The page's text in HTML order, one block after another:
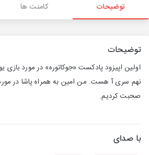
توضیحات کامنت ها
توضیحات
اولین اپیزود پادکست «جوکاتوره» در مورد بازی
نهم سری آ هست. من امین به همراه پاشا در
صحبت کردیم.
با صدای